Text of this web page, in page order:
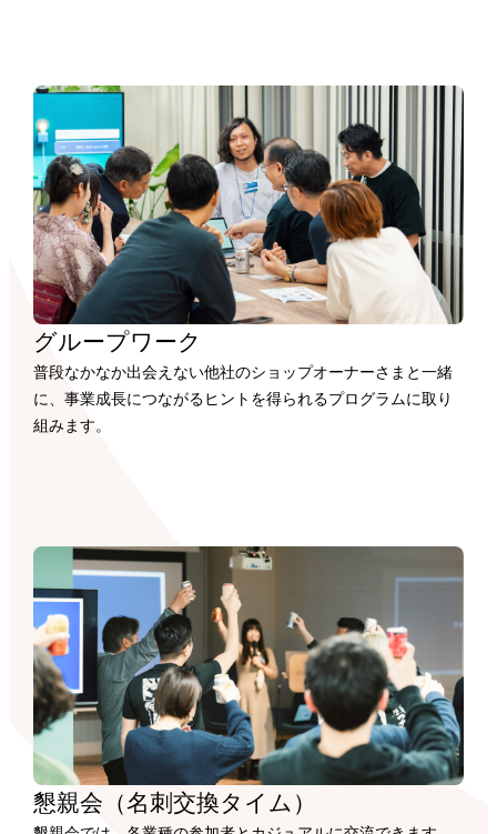
グループワーク
普段なかなか出会えない他社のショップオーナーさまと一緒
に、事業成長につながるヒントを得られるプログラムに取り
組みます。
懇親会（名刺交換タイム）